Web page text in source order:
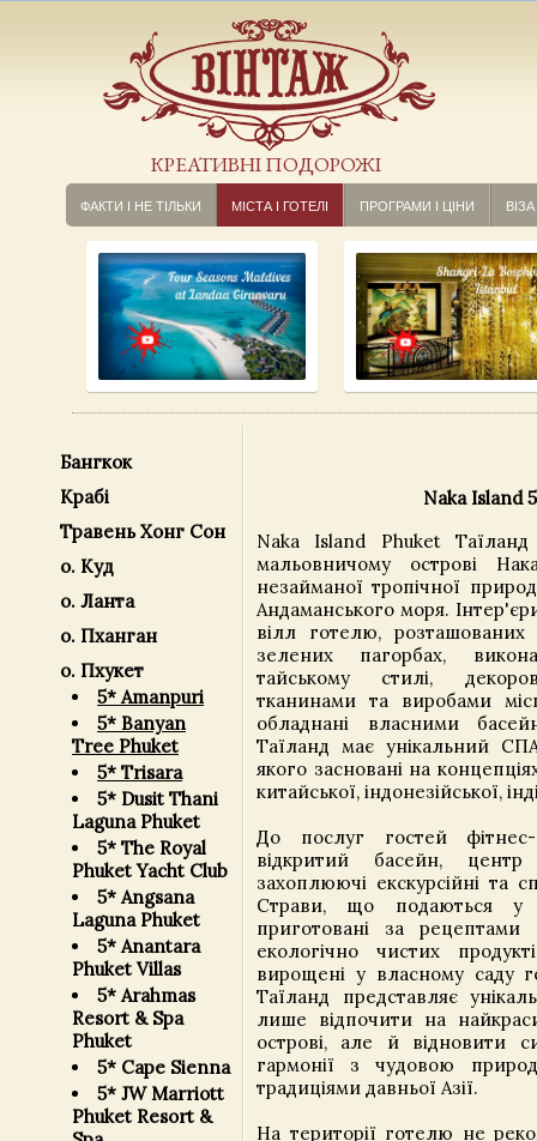
КРЕАТИВНІ ПОДОРОЖІ
ФАКТИ І НЕ ТІЛЬКИ МІСТА І ГОТЕЛІ ПРОГРАМИ І ЦІНИ ВІЗА
Бангкок
Крабі
Травень Хонг Сон
о. Куд
о. Ланта
о. Пханган
о. Пхукет
5* Amanpuri
5* Banyan
Tree Phuket
5* Trisara
5* Dusit Thani
Laguna Phuket
5* The Royal
Phuket Yacht Club
5* Angsana
Laguna Phuket
5* Anantara
Phuket Villas
5* Arahmas
Resort & Spa
Phuket
5* Cape Sienna
5* JW Marriott
Phuket Resort &
Naka Island
Naka Island Phuket
мальовничому острові
незайманої тропічної
Андаманського моря.
вілл готелю,
зелених пагорбах,
тайському стилі,
тканинами та виробами
обладнані власними
Таїланд має унікальний
якого засновані на
китайської, індонезійської,
До послуг гостей фітнес-
відкритий басейн,
захоплюючі екскурсійні та
Страви, що подаються у
приготовані за рецептами
екологічно чистих
вирощені у власному саду
Таїланд представляє
лише відпочити на
острові, але й відновити
гармонії з чудовою
традиціями давньої Азії.
На території готелю не